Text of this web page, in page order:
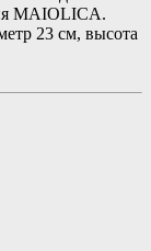
MAIOLICA.
23 см, высота